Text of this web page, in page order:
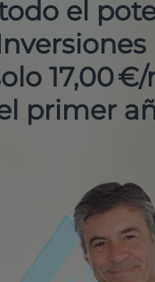
el
17,00
primer